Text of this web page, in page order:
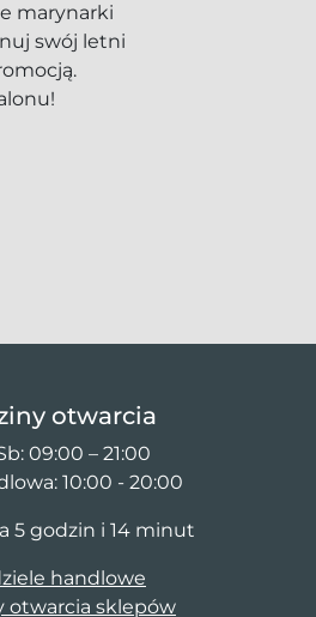
marynarki
swój letni
otwarcia
09:00 – 21:00
10:00 - 20:00
5 godzin i 14 minut
handlowe
otwarcia sklepów